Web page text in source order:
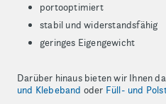
portooptimiert
stabil und widerstandsfähig
geringes Eigengewicht
Darüber hinaus bieten wir Ihnen
und Klebeband oder Füll- und